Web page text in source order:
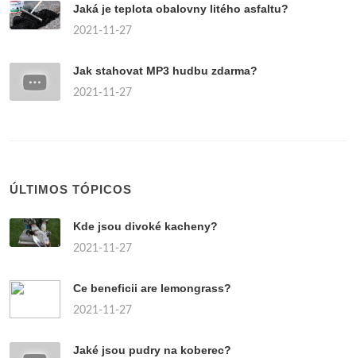
Jaká je teplota obalovny litého asfaltu?
2021-11-27
Jak stahovat MP3 hudbu zdarma?
2021-11-27
ÚLTIMOS TÓPICOS
Kde jsou divoké kacheny?
2021-11-27
Ce beneficii are lemongrass?
2021-11-27
Jaké jsou pudry na koberec?